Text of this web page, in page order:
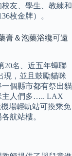
友、學生、教練和
枚金牌）。
膏＆泡藥浴纔可遠
20名、近五年蟬聯
現，並且鼓勵貓咪
個縣市都有祭出貓
主人們多….. LAX
場輕軌站可換乘免
航站樓。